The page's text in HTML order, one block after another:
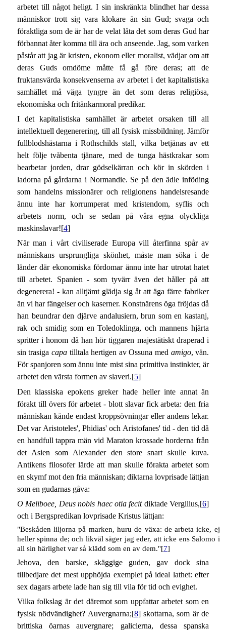
arbetet till något heligt. I sin inskränkta blindhet har dessa
människor trott sig vara klokare än sin Gud; svaga och
föraktliga som de är har de velat låta det som deras Gud har
förbannat åter komma till ära och anseende. Jag, som varken
påstår att jag är kristen, ekonom eller moralist, vädjar om att
deras Guds omdöme måtte få gå före deras; att de
fruktansvärda konsekvenserna av arbetet i det kapitalistiska
samhället må väga tyngre än det som deras religiösa,
ekonomiska och fritänkarmoral predikar.
I det kapitalistiska samhället är arbetet orsaken till all
intellektuell degenerering, till all fysisk missbildning. Jämför
fullblodshästarna i Rothschilds stall, vilka betjänas av ett
helt följe tvåbenta tjänare, med de tunga hästkrakar som
bearbetar jorden, drar gödselkärran och kör in skörden i
ladorna på gårdarna i Normandie. Se på den ädle inföding
som handelns missionärer och religionens handelsresande
ännu inte har korrumperat med kristendom, syflis och
arbetets norm, och se sedan på våra egna olyckliga
maskinslavar![4]
När man i vårt civiliserade Europa vill återfinna spår av
människans ursprungliga skönhet, måste man söka i de
länder där ekonomiska fördomar ännu inte har utrotat hatet
till arbetet. Spanien - som tyvärr även det håller på att
degenerera! - kan alltjämt glädja sig åt att äga färre fabriker
än vi har fängelser och kaserner. Konstnärens öga fröjdas då
han beundrar den djärve andalusiern, brun som en kastanj,
rak och smidig som en Toledoklinga, och mannens hjärta
spritter i honom då han hör tiggaren majestätiskt draperad i
sin trasigacapa tilltala hertigen av Ossuna med amigo, vän.
För spanjoren som ännu inte mist sina primitiva instinkter, är
arbetet den värsta formen av slaveri.[5]
Den klassiska epokens greker hade heller inte annat än
förakt till övers för arbetet - blott slavar fick arbeta: den fria
människan kände endast kroppsövningar eller andens lekar.
Det var Aristoteles', Phidias' och Aristofanes' tid - den tid då
en handfull tappra män vid Maraton krossade horderna från
det Asien som Alexander den store snart skulle kuva.
Antikens filosofer lärde att man skulle förakta arbetet som
en skymf mot den fria människan; diktarna lovprisade lättjan
som en gudarnas gåva:
O Meliboee, Deus nobis haec otia fecitdiktade Vergilius,[6]
och i Bergspredikan lovprisade Kristus lättjan:
"Beskåden liljorna på marken, huru de växa: de arbeta icke, ej
heller spinna de; och likväl säger jag eder, att icke ens Salomo i
all sin härlighet var så klädd som en av dem."[7]
Jehova, den barske, skäggige guden, gav dock sina
tillbedjare det mest upphöjda exemplet på ideal lathet: efter
sex dagars arbete lade han sig till vila för tid och evighet.
Vilka folkslag är det däremot som uppfattar arbetet som en
fysisk nödvändighet? Auvergnarna;[8] skottarna, som är de
brittiska öarnas auvergnare; galicierna, dessa spanska